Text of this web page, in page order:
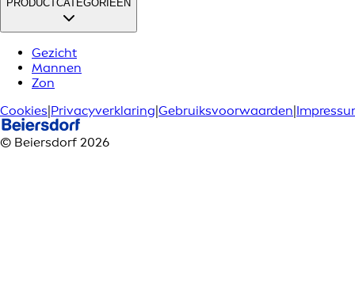
PRODUCTCATEGORIEËN
Gezicht
Mannen
Zon
Cookies Privacyverklaring Gebruiksvoorwaarden
© Beiersdorf 2026